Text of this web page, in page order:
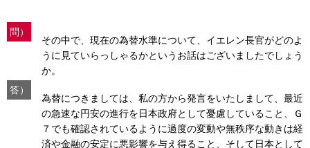
問）
その中で、現在の為替水準について、イエレン長官がどのよ
うに見ていらっしゃるかというお話はございましたでしょう
か。
答）
為替につきましては、私の方から発言をいたしまして、最近
の急速な円安の進行を日本政府として憂慮していること、Ｇ
７でも確認されているように過度の変動や無秩序な動きは経
済や金融の安定に悪影響を与え得ること、そして日本として